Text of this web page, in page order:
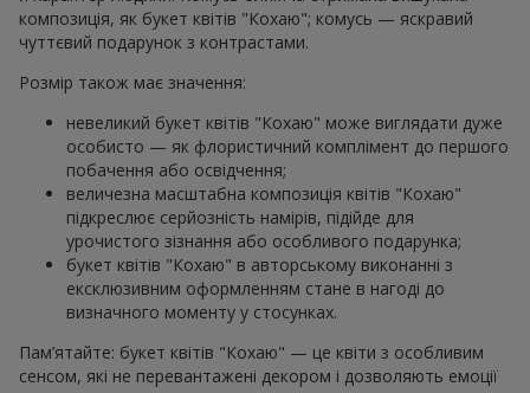
композиція, як букет квітів "Кохаю"; комусь — яскравий
чуттєвий подарунок з контрастами.
Розмір також має значення:
невеликий букет квітів "Кохаю" може виглядати дуже
особисто — як флористичний комплімент до першого
побачення або освідчення;
величезна масштабна композиція квітів "Кохаю"
підкреслює серйозність намірів, підійде для
урочистого зізнання або особливого подарунка;
букет квітів "Кохаю" в авторському виконанні з
ексклюзивним оформленням стане в нагоді до
визначного моменту у стосунках.
Пам’ятайте: букет квітів "Кохаю" — це квіти з особливим
сенсом, які не перевантажені декором і дозволяють емоції